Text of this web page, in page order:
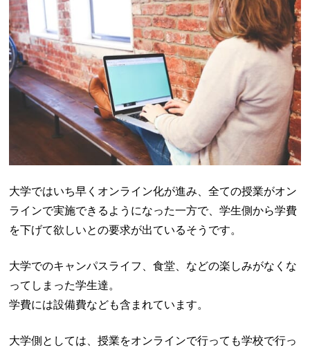
大学ではいち早くオンライン化が進み、全ての授業がオン
ラインで実施できるようになった一方で、学生側から学費
を下げて欲しいとの要求が出ているそうです。
大学でのキャンパスライフ、食堂、などの楽しみがなくな
ってしまった学生達。
学費には設備費なども含まれています。
大学側としては、授業をオンラインで行っても学校で行っ